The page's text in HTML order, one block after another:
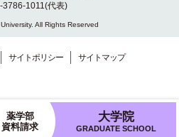
3786-1011(代表)
All Rights Reserved
サイトポリシー サイトマップ
薬学部
資料請求
大学院
GRADUATE SCHOOL